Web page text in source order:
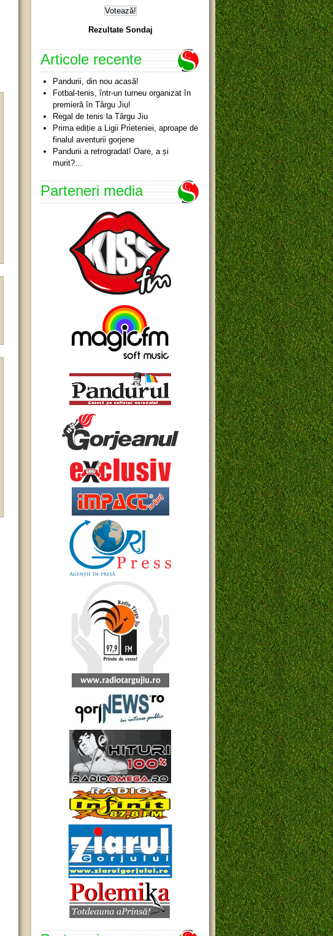
Rezultate Sondaj
Articole recente
Pandurii, din nou acasă!
Fotbal-tenis, într-un turneu organizat în
premieră în Târgu Jiu!
Regal de tenis la Târgu Jiu
Prima ediție a Ligii Prieteniei, aproape de
finalul aventurii gorjene
Pandurii a retrogradat! Oare, a și
murit?…
Parteneri media